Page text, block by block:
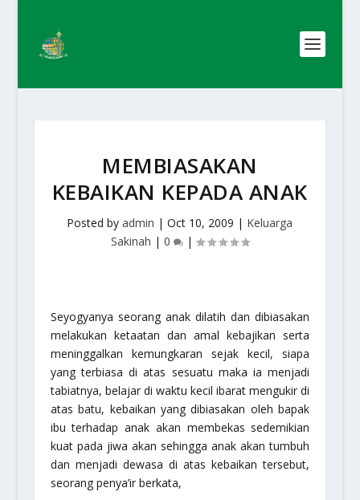
MEMBIASAKAN
KEBAIKAN KEPADA ANAK
Posted byadmin |Oct 10, 2009 | Keluarga
Sakinah | 0 |
Seyogyanya seorang anak dilatih dan dibiasakan
melakukan ketaatan dan amal kebajikan serta
meninggalkan kemungkaran sejak kecil, siapa
yang terbiasa di atas sesuatu maka ia menjadi
tabiatnya, belajar di waktu kecil ibarat mengukir di
atas batu, kebaikan yang dibiasakan oleh bapak
ibu terhadap anak akan membekas sedemikian
kuat pada jiwa akan sehingga anak akan tumbuh
dan menjadi dewasa di atas kebaikan tersebut,
seorang penya’ir berkata,